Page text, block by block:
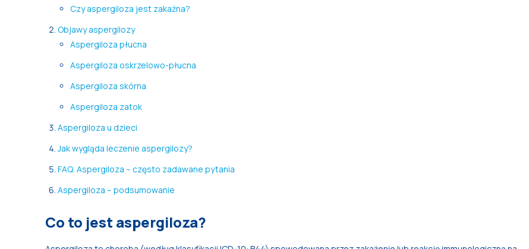
Czy aspergiloza jest zakaźna?
Objawy aspergilozy
Aspergiloza płucna
Aspergiloza oskrzelowo-płucna
Aspergiloza skórna
Aspergiloza zatok
Aspergiloza u dzieci
Jak wygląda leczenie aspergilozy?
FAQ. Aspergiloza – często zadawane pytania
Aspergiloza – podsumowanie
Co to jest aspergiloza?